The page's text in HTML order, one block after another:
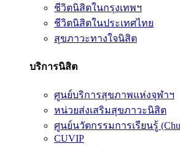
ชีวิตนิสิตในกรุงเทพฯ
ชีวิตนิสิตในประเทศไทย
สุขภาวะทางใจนิสิต
บริการนิสิต
ศูนย์บริการสุขภาพแห่งจุฬาฯ
หน่วยส่งเสริมสุขภาวะนิสิต
ศูนย์นวัตกรรมการเรียนรู้
CUVIP